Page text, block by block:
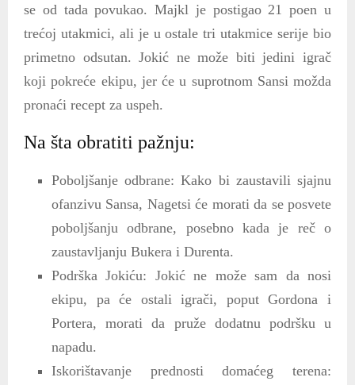
se od tada povukao. Majkl je postigao 21 poen u
trećoj utakmici, ali je u ostale tri utakmice serije bio
primetno odsutan. Jokić ne može biti jedini igrač
koji pokreće ekipu, jer će u suprotnom Sansi možda
pronaći recept za uspeh.
Na šta obratiti pažnju:
Poboljšanje odbrane: Kako bi zaustavili sjajnu
ofanzivu Sansa, Nagetsi će morati da se posvete
poboljšanju odbrane, posebno kada je reč o
zaustavljanju Bukera i Durenta.
Podrška Jokiću: Jokić ne može sam da nosi
ekipu, pa će ostali igrači, poput Gordona i
Portera, morati da pruže dodatnu podršku u
napadu.
Iskorištavanje prednosti domaćeg terena: